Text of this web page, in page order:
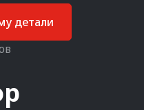
детали